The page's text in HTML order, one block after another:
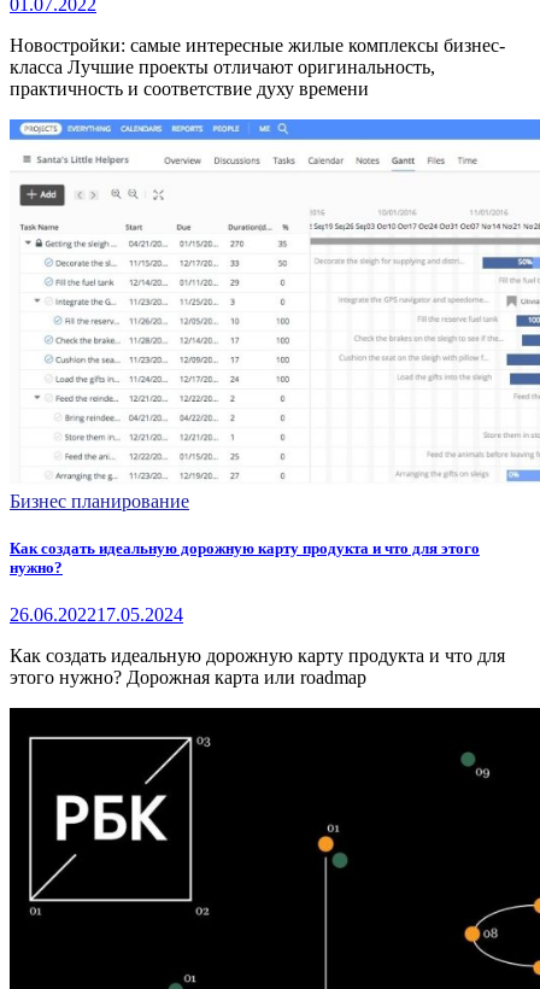
01.07.2022
Новостройки: самые интересные жилые комплексы бизнес-
класса Лучшие проекты отличают оригинальность,
практичность и соответствие духу времени
Бизнес планирование
Как создать идеальную дорожную карту продукта и что для этого
нужно?
26.06.202217.05.2024
Как создать идеальную дорожную карту продукта и что для
этого нужно? Дорожная карта или roadmap